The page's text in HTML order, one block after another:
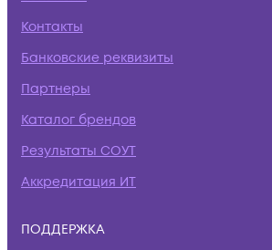
Контакты
Банковские реквизиты
Партнеры
Каталог брендов
Результаты СОУТ
Аккредитация ИТ
ПОДДЕРЖКА